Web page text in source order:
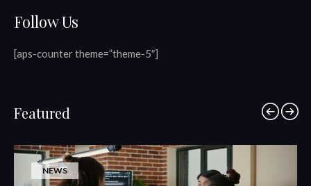
Follow Us
[aps-counter theme=”theme-5″]
Featured
NEWS